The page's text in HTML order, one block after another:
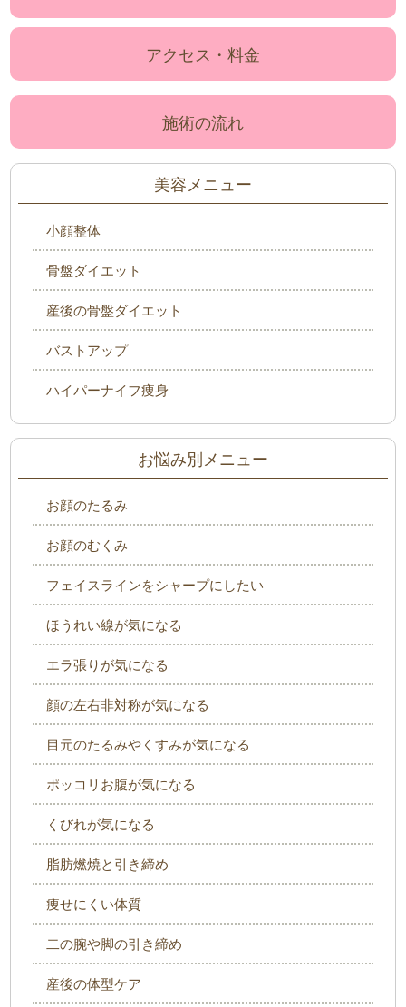
アクセス・料金
施術の流れ
美容メニュー
小顔整体
骨盤ダイエット
産後の骨盤ダイエット
バストアップ
ハイパーナイフ痩身
お悩み別メニュー
お顔のたるみ
お顔のむくみ
フェイスラインをシャープにしたい
ほうれい線が気になる
エラ張りが気になる
顔の左右非対称が気になる
目元のたるみやくすみが気になる
ポッコリお腹が気になる
くびれが気になる
脂肪燃焼と引き締め
痩せにくい体質
二の腕や脚の引き締め
産後の体型ケア